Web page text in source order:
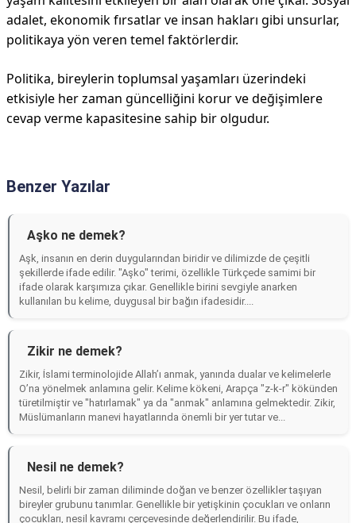
adalet, ekonomik fırsatlar ve insan hakları gibi unsurlar,
politikaya yön veren temel faktörlerdir.
Politika, bireylerin toplumsal yaşamları üzerindeki
etkisiyle her zaman güncelliğini korur ve değişimlere
cevap verme kapasitesine sahip bir olgudur.
Benzer Yazılar
Aşko ne demek?
Aşk, insanın en derin duygularından biridir ve dilimizde de çeşitli
şekillerde ifade edilir. "Aşko" terimi, özellikle Türkçede samimi bir
ifade olarak karşımıza çıkar. Genellikle birini sevgiyle anarken
kullanılan bu kelime, duygusal bir bağın ifadesidir....
Zikir ne demek?
Zikir, İslami terminolojide Allah’ı anmak, yanında dualar ve kelimelerle
O’na yönelmek anlamına gelir. Kelime kökeni, Arapça "z-k-r" kökünden
türetilmiştir ve "hatırlamak" ya da "anmak" anlamına gelmektedir. Zikir,
Müslümanların manevi hayatlarında önemli bir yer tutar ve...
Nesil ne demek?
Nesil, belirli bir zaman diliminde doğan ve benzer özellikler taşıyan
bireyler grubunu tanımlar. Genellikle bir yetişkinin çocukları ve onların
çocukları, nesil kavramı çerçevesinde değerlendirilir. Bu ifade,